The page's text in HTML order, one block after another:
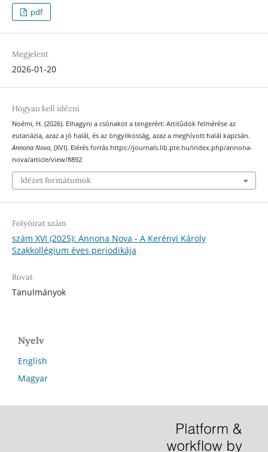
pdf
Megjelent
2026-01-20
Hogyan kell idézni
Noémi, H. (2026). Elhagyni a csónakot a tengerért: Attitűdök felmérése az
eutanázia, azaz a jó halál, és az öngyilkosság, azaz a meghívott halál kapcsán.
Annona Nova, (XVI). Elérés forrás https://journals.lib.pte.hu/index.php/annona-
nova/article/view/8892
Idézet formátumok
Folyóirat szám
szám XVI (2025): Annona Nova - A Kerényi Károly
Szakkollégium éves periodikája
Rovat
Tanulmányok
Nyelv
English
Magyar